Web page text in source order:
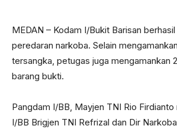
MEDAN – Kodam I/Bukit Barisan
peredaran narkoba. Selain
tersangka, petugas juga mengamankan
barang bukti.
Pangdam I/BB, Mayjen TNI Rio Firdianto
I/BB Brigjen TNI Refrizal dan Dir